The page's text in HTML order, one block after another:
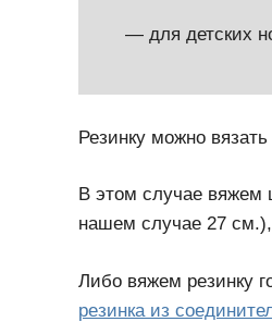
— для детских
Резинку можно
В этом случае вяжем
нашем случае 27
Либо вяжем резинку
резинка из